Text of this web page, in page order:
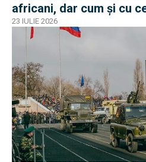
africani, dar cum și cu
operaționale?
23 IULIE 2026